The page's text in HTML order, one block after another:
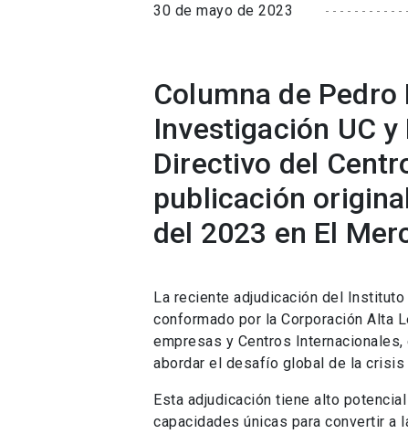
30 de mayo de 2023
Columna de
Investigación UC
Directivo del
publicación
del 2023 en El
La reciente adjudicación del
conformado por la Corporación Alta
empresas y Centros
abordar el desafío global de la
Esta adjudicación tiene alto
capacidades únicas para convertir a